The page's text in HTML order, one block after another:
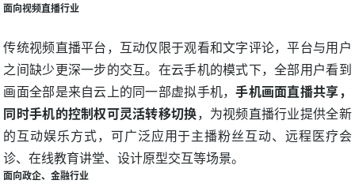
面向视频直播行业
传统视频直播平台，互动仅限于观看和文字评论，平台与用户
之间缺少更深一步的交互。在云手机的模式下，全部用户看到
画面全部是来自云上的同一部虚拟手机，手机画面直播共享，
同时手机的控制权可灵活转移切换，为视频直播行业提供全新
的互动娱乐方式，可广泛应用于主播粉丝互动、远程医疗会
诊、在线教育讲堂、设计原型交互等场景。
面向政企、金融行业